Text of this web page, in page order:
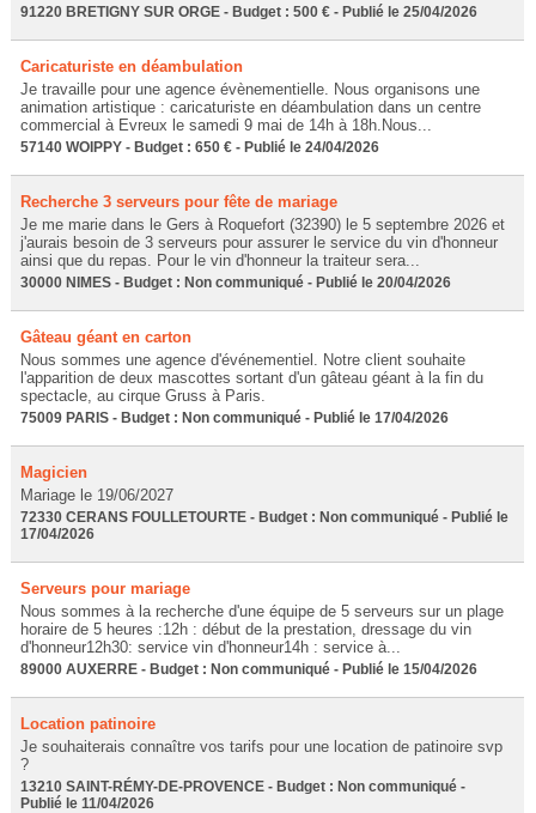
91220 BRETIGNY SUR ORGE - Budget : 500 € - Publié le 25/04/2026
Caricaturiste en déambulation
Je travaille pour une agence évènementielle. Nous organisons une
animation artistique : caricaturiste en déambulation dans un centre
commercial à Evreux le samedi 9 mai de 14h à 18h.Nous...
57140 WOIPPY - Budget : 650 € - Publié le 24/04/2026
Recherche 3 serveurs pour fête de mariage
Je me marie dans le Gers à Roquefort (32390) le 5 septembre 2026 et
j'aurais besoin de 3 serveurs pour assurer le service du vin d'honneur
ainsi que du repas. Pour le vin d'honneur la traiteur sera...
30000 NIMES - Budget : Non communiqué - Publié le 20/04/2026
Gâteau géant en carton
Nous sommes une agence d'événementiel. Notre client souhaite
l'apparition de deux mascottes sortant d'un gâteau géant à la fin du
spectacle, au cirque Gruss à Paris.
75009 PARIS - Budget : Non communiqué - Publié le 17/04/2026
Magicien
Mariage le 19/06/2027
72330 CERANS FOULLETOURTE - Budget : Non communiqué - Publié le
17/04/2026
Serveurs pour mariage
Nous sommes à la recherche d'une équipe de 5 serveurs sur un plage
horaire de 5 heures :12h : début de la prestation, dressage du vin
d'honneur12h30: service vin d'honneur14h : service à...
89000 AUXERRE - Budget : Non communiqué - Publié le 15/04/2026
Location patinoire
Je souhaiterais connaître vos tarifs pour une location de patinoire svp
?
13210 SAINT-RÉMY-DE-PROVENCE - Budget : Non communiqué -
Publié le 11/04/2026